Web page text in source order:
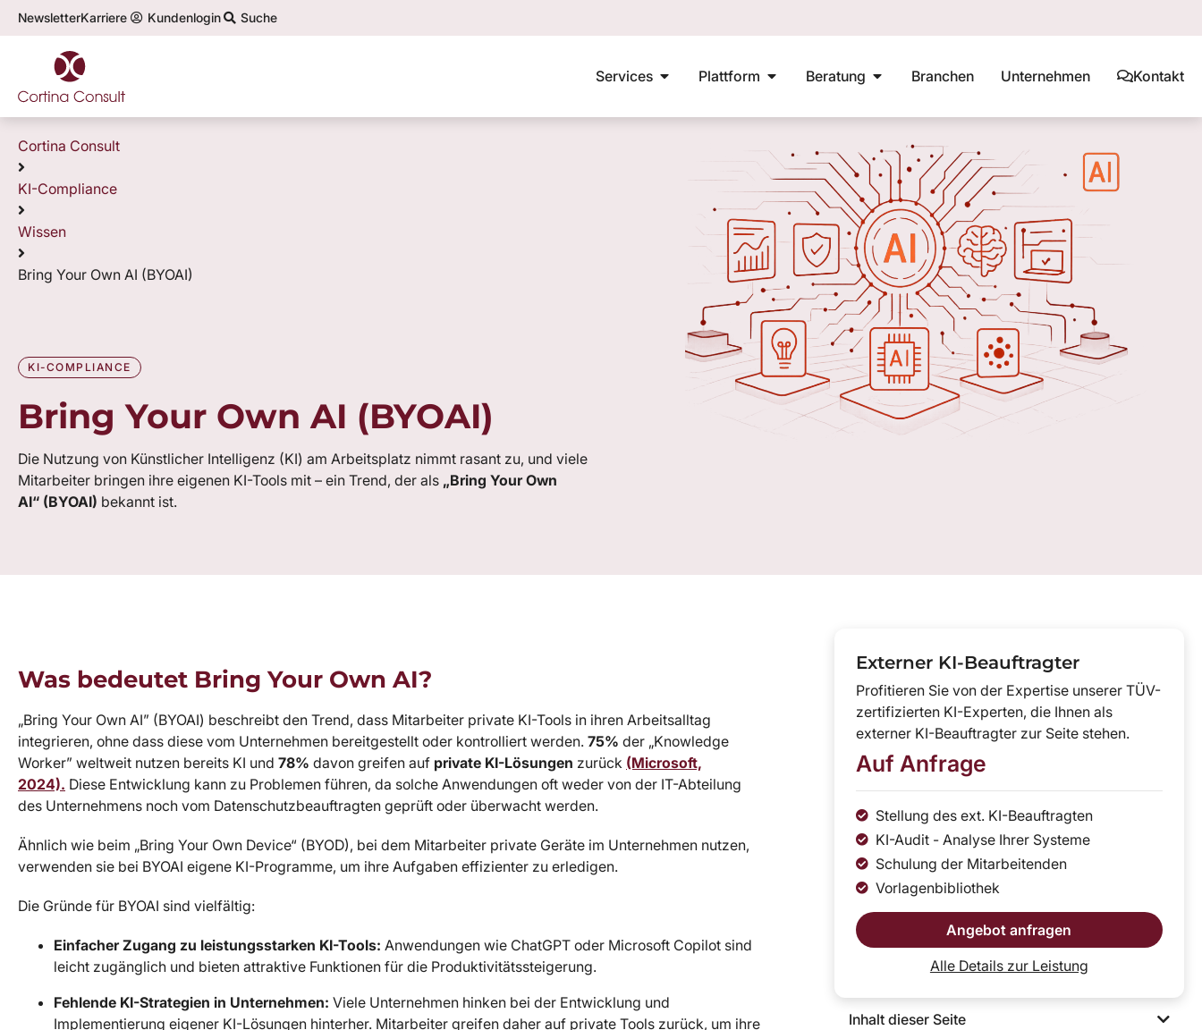
NewsletterKarriere Kundenlogin Suche
Services Plattform Beratung Branchen Unternehmen Kontakt
Top-Themen in der KI-Compliance:
Cortina Consult
KI-Compliance
Wissen
Bring Your Own AI (BYOAI)
KI-COMPLIANCE
Bring Your Own AI (BYOAI)
Die Nutzung von Künstlicher Intelligenz (KI) am Arbeitsplatz nimmt rasant zu, und viele
Mitarbeiter bringen ihre eigenen KI-Tools mit – ein Trend, der als „Bring YourOwn
AI“ (BYOAI) bekannt ist.
Was bedeutet Bring Your Own AI?
„Bring Your Own AI” (BYOAI) beschreibt den Trend, dass Mitarbeiter private KI-Tools in ihren Arbeitsalltag
integrieren, ohne dass diese vom Unternehmen bereitgestellt oder kontrolliert werden. 75% der „Knowledge
Worker” weltweit nutzen bereits KI und 78% davon greifen auf private KI-Lösungen zurück (Microsoft,
2024). Diese Entwicklung kann zu Problemen führen, da solche Anwendungen oft weder von der IT-Abteilung
des Unternehmens noch vom Datenschutzbeauftragten geprüft oder überwacht werden.
Ähnlich wie beim „Bring Your Own Device“ (BYOD), bei dem Mitarbeiter private Geräte im Unternehmen nutzen,
verwenden sie bei BYOAI eigene KI-Programme, um ihre Aufgaben effizienter zu erledigen.
Die Gründe für BYOAI sind vielfältig:
Einfacher Zugang zu leistungsstarken KI-Tools: Anwendungen wie ChatGPT oder Microsoft Copilot sind
leicht zugänglich und bieten attraktive Funktionen für die Produktivitätssteigerung.
Fehlende KI-Strategien in Unternehmen: Viele Unternehmen hinken bei der Entwicklung und
Implementierung eigener KI-Lösungen hinterher. Mitarbeiter greifen daher auf private Tools zurück, um ihre
Externer KI-Beauftragter
Profitieren Sie von der Expertise unserer TÜV-
zertifizierten KI-Experten, die Ihnen als
externer KI-Beauftragter zur Seite stehen.
Auf Anfrage
Stellung des ext. KI-Beauftragten
KI-Audit - Analyse Ihrer Systeme
Schulung der Mitarbeitenden
Vorlagenbibliothek
Angebot anfragen
Alle Details zur Leistung
Inhalt dieser Seite